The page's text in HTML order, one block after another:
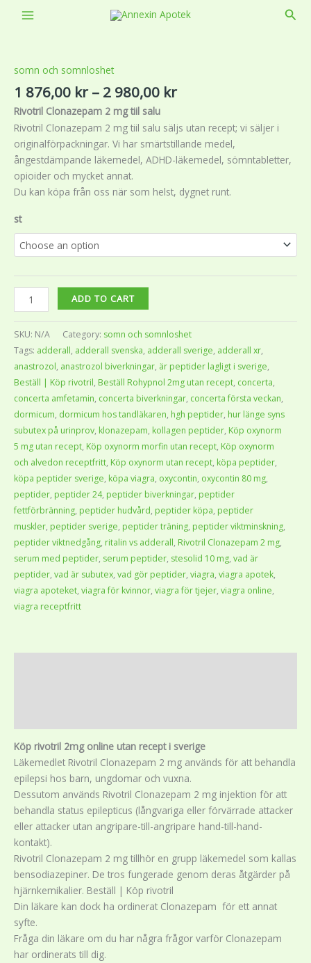
somn och somnloshet
1 876,00 kr – 2 980,00 kr876,00 kr
980,00 kr
Rivotril Clonazepam 2 mg tiil salu
Rivotril Clonazepam 2 mg tiil salu säljs utan recept; vi säljer i
originalförpackningar. Vi har smärtstillande medel,
ångestdämpande läkemedel, ADHD-läkemedel, sömntabletter,
opioider och mycket annat.
Du kan köpa från oss när som helst, dygnet runt.
st
Köp
Rivotril
utan
recept
i
sverige
quantity
ADD TO CART
SKU: N/A Category: somn och somnloshet
Tags: adderall, adderall svenska, adderall sverige, adderall xr,
anastrozol, anastrozol biverkningar, är peptider lagligt i sverige,
Beställ | Köp rivotril, Beställ Rohypnol 2mg utan recept, concerta,
concerta amfetamin, concerta biverkningar, concerta första veckan,
dormicum, dormicum hos tandläkaren, hgh peptider, hur länge syns
subutex på urinprov, klonazepam, kollagen peptider, Köp oxynorm
5 mg utan recept, Köp oxynorm morfin utan recept, Köp oxynorm
och alvedon receptfritt, Köp oxynorm utan recept, köpa peptider,
köpa peptider sverige, köpa viagra, oxycontin, oxycontin 80 mg,
peptider, peptider 24, peptider biverkningar, peptider
fettförbränning, peptider hudvård, peptider köpa, peptider
muskler, peptider sverige, peptider träning, peptider viktminskning,
peptider viktnedgång, ritalin vs adderall, Rivotril Clonazepam 2 mg,
serum med peptider, serum peptider, stesolid 10 mg, vad är
peptider, vad är subutex, vad gör peptider, viagra, viagra apotek,
viagra apoteket, viagra för kvinnor, viagra för tjejer, viagra online,
viagra receptfritt
Köp rivotril 2mg online utan recept i sverige
Läkemedlet Rivotril Clonazepam 2 mg används för att behandla
epilepsi hos barn, ungdomar och vuxna.
Dessutom används Rivotril Clonazepam 2 mg injektion för att
behandla status epilepticus (långvariga eller förvärrade attacker
eller attacker utan angripare-till-angripare hand-till-hand-
kontakt).
Rivotril Clonazepam 2 mg tillhör en grupp läkemedel som kallas
bensodiazepiner. De tros fungerade genom deras åtgärder på
hjärnkemikalier. Beställ | Köp rivotril
Din läkare kan dock ha ordinerat Clonazepam för ett annat
syfte.
Fråga din läkare om du har några frågor varför Clonazepam
har ordinerats till dig.